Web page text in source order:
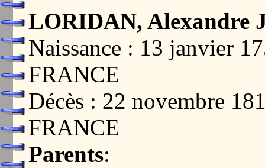
LORIDAN, Alexandre
Naissance : 13 janvier
FRANCE
Décès : 22 novembre
FRANCE
Parents: